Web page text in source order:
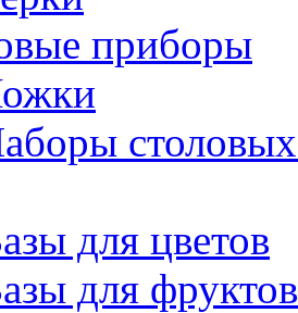
приборы
для цветов
для фруктов